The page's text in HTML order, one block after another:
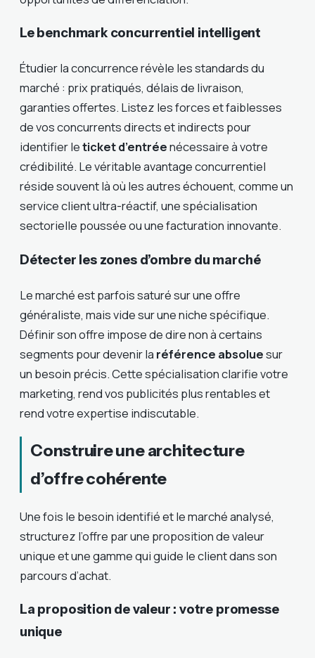
Le benchmark concurrentiel intelligent
Étudier la concurrence révèle les standards du
marché : prix pratiqués, délais de livraison,
garanties offertes. Listez les forces et faiblesses
de vos concurrents directs et indirects pour
identifier leticket d’entréenécessaire à votre
crédibilité. Le véritable avantage concurrentiel
réside souvent là où les autres échouent, comme un
service client ultra-réactif, une spécialisation
sectorielle poussée ou une facturation innovante.
Détecter les zones d’ombre du marché
Le marché est parfois saturé sur une offre
généraliste, mais vide sur une niche spécifique.
Définir son offre impose de dire non à certains
segments pour devenir la référence absoluesur
un besoin précis. Cette spécialisation clarifie votre
marketing, rend vos publicités plus rentables et
rend votre expertise indiscutable.
Construire une architecture
d’offre cohérente
Une fois le besoin identifié et le marché analysé,
structurez l’offre par une proposition de valeur
unique et une gamme qui guide le client dans son
parcours d’achat.
La proposition de valeur : votre promesse
unique